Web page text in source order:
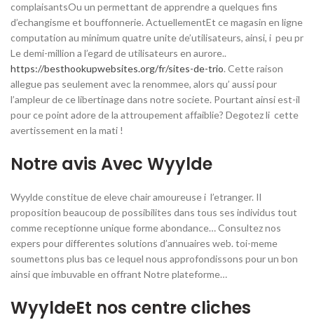
complaisantsOu un permettant de apprendre a quelques fins
d’echangisme et bouffonnerie. ActuellementEt ce magasin en ligne
computation au minimum quatre unite de’utilisateurs, ainsi, i peu pr
Le demi-million a l’egard de utilisateurs en aurore..
https://besthookupwebsites.org/fr/sites-de-trio. Cette raison
allegue pas seulement avec la renommee, alors qu’ aussi pour
l’ampleur de ce libertinage dans notre societe. Pourtant ainsi est-il
pour ce point adore de la attroupement affaiblie? Degotez li cette
avertissement en la mati !
Notre avis Avec Wyylde
Wyylde constitue de eleve chair amoureuse i l’etranger. Il
proposition beaucoup de possibilites dans tous ses individus tout
comme receptionne unique forme abondance… Consultez nos
expers pour differentes solutions d’annuaires web. toi-meme
soumettons plus bas ce lequel nous approfondissons pour un bon
ainsi que imbuvable en offrant Notre plateforme…
WyyldeEt nos centre cliches